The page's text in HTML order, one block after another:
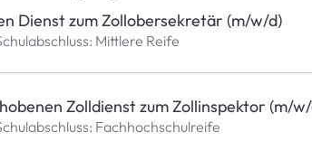
Dienst zum Zollobersekretär (m/w/d)
Mittlere Reife
Zolldienst zum Zollinspektor (m/
Fachhochschulreife